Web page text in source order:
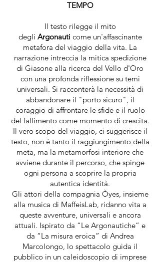
TEMPO
Il testo rilegge il mito
degli Argonauti come un'affascinante
metafora del viaggio della vita. La
narrazione intreccia la mitica spedizione
di Giasone alla ricerca del Vello d'Oro
con una profonda riflessione su temi
universali. Si racconterà la necessità di
abbandonare il "porto sicuro", il
coraggio di affrontare le sfide e il ruolo
del fallimento come momento di crescita.
Il vero scopo del viaggio, ci suggerisce il
testo, non è tanto il raggiungimento della
meta, ma la metamorfosi interiore che
avviene durante il percorso, che spinge
ogni persona a scoprire la propria
autentica identità.
Gli attori della compagnia Òyes, insieme
alla musica di MaffeisLab, ridanno vita a
queste avventure, universali e ancora
attuali. Ispirato da “Le Argonautiche” e
da “La misura eroica” di Andrea
Marcolongo, lo spettacolo guida il
pubblico in un caleidoscopio di imprese